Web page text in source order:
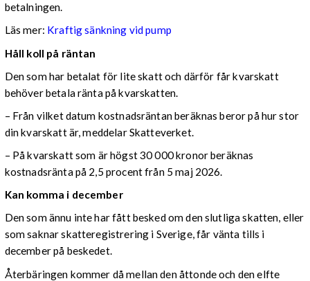
betalningen.
Läs mer: Kraftig sänkning vid pump
Håll koll på räntan
Den som har betalat för lite skatt och därför får kvarskatt
behöver betala ränta på kvarskatten.
– Från vilket datum kostnadsräntan beräknas beror på hur stor
din kvarskatt är, meddelar Skatteverket.
– På kvarskatt som är högst 30 000 kronor beräknas
kostnadsränta på 2,5 procent från 5 maj 2026.
Kan komma i december
Den som ännu inte har fått besked om den slutliga skatten, eller
som saknar skatteregistrering i Sverige, får vänta tills i
december på beskedet.
Återbäringen kommer då mellan den åttonde och den elfte